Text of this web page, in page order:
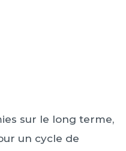
sur le long terme,
un cycle de